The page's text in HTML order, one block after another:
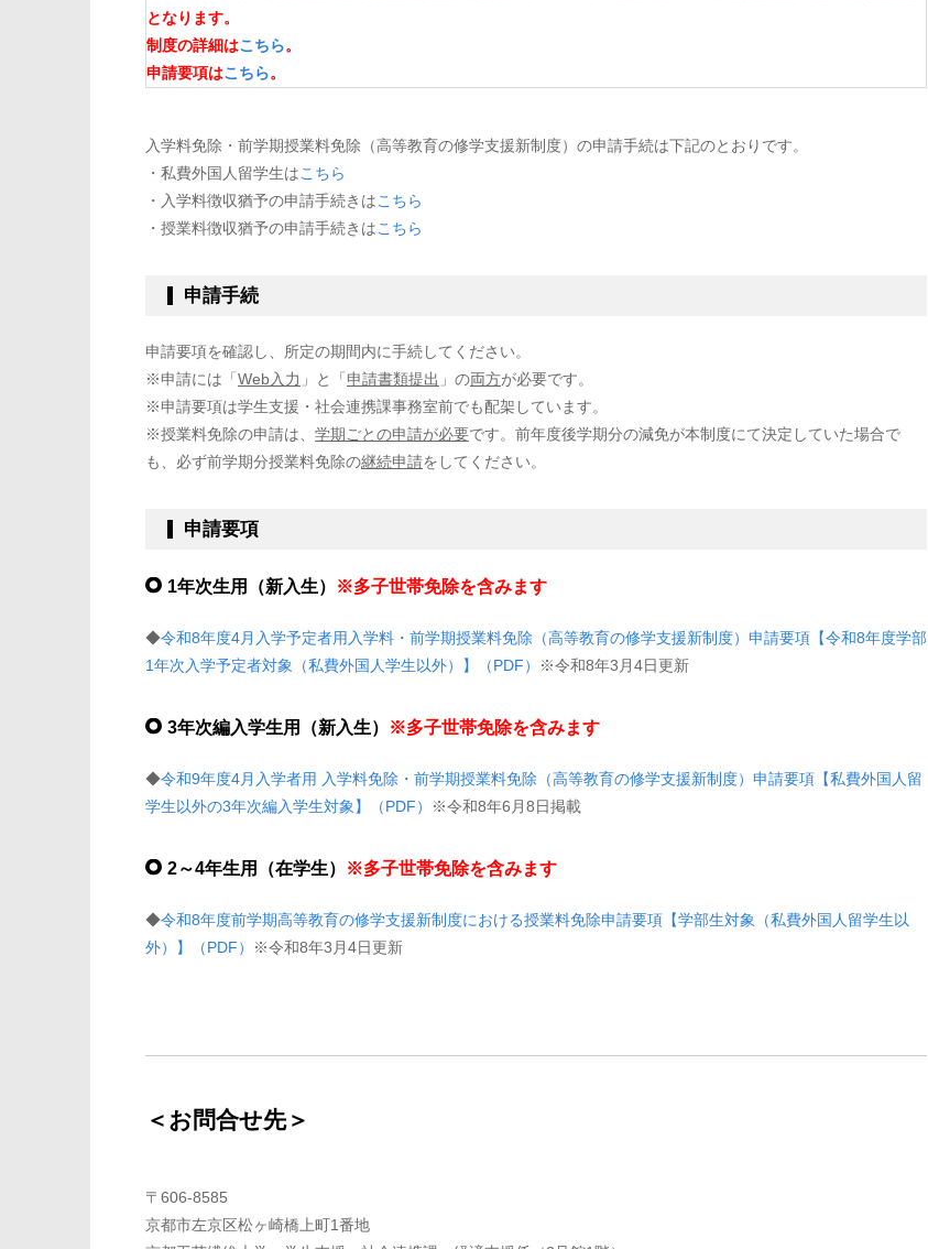
となります。
制度の詳細はこちら。
申請要項はこちら。
入学料免除・前学期授業料免除（高等教育の修学支援新制度）の申請手続は下記のとおりです。
・私費外国人留学生はこちら
・入学料徴収猶予の申請手続きはこちら
・授業料徴収猶予の申請手続きはこちら
申請手続
申請要項を確認し、所定の期間内に手続してください。
※申請には「 Web入力 」と「 申請書類提出 」の両方が必要です。
※申請要項は学生支援・社会連携課事務室前でも配架しています。
※授業料免除の申請は、 学期ごとの申請が必要です。前年度後学期分の減免が本制度にて決定していた場合で
も、必ず前学期分授業料免除の継続申請をしてください。
申請要項
1年次生用（新入生） ※多子世帯免除を含みます
◆令和8年度4月入学予定者用入学料・前学期授業料免除（高等教育の修学支援新制度）申請要項【令和8年度学部
1年次入学予定者対象（私費外国人学生以外）】（PDF）
※令和8年3月4日更新
3年次編入学生用（新入生） ※多子世帯免除を含みます
◆令和9年度4月入学者用 入学料免除・前学期授業料免除（高等教育の修学支援新制度）申請要項【私費外国人留
学生以外の3年次編入学生対象】（PDF）
※令和8年6月8日掲載
2～4年生用（在学生） ※多子世帯免除を含みます
◆令和8年度前学期高等教育の修学支援新制度における授業料免除申請要項【学部生対象（私費外国人留学生以
外）】（PDF）
※令和8年3月4日更新
＜お問合せ先＞
〒606-8585
京都市左京区松ヶ崎橋上町1番地